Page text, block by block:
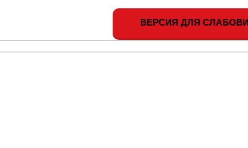
ВЕРСИЯ ДЛЯ